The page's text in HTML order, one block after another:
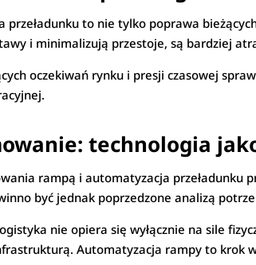
przeładunku to nie tylko poprawa
i minimalizują przestoje, są bardziej
oczekiwań rynku i presji czasowej
technologia
rampą i automatyzacja przeładunku
być jednak poprzedzone analizą
nie opiera się wyłącznie na sile
Automatyzacja rampy to krok